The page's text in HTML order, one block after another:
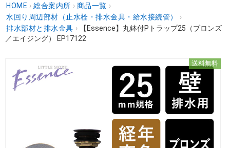
HOME › 総合案内所 › 商品一覧 ›
水回り周辺部材（止水栓・排水金具・給水接続管）
›
排水部材と排水金具 ›
【Essence】丸鉢付Pトラップ25（ブロンズ
／エイジング） EP17122
送料無料